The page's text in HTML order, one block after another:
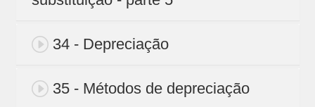
34 - Depreciação
35 - Métodos de depreciação